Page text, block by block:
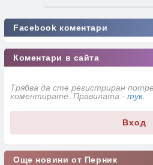
Facebook коментари
Коментари в сайта
Трябва да сте регистриран
коментирате. Правилата - тук.
Вход
Още новини от Перник